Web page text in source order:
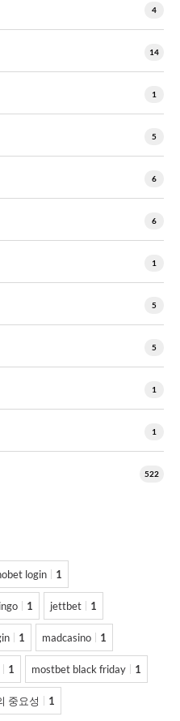
4
14
1
5
6
6
1
5
5
1
1
522
login 1
1 jettbet 1
1 madcasino 1
1 mostbet black friday 1
중요성 1